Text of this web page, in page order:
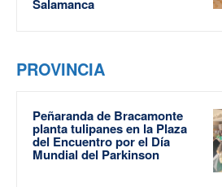
Salamanca
PROVINCIA
Peñaranda de Bracamonte
planta tulipanes en la Plaza
del Encuentro por el Día
Mundial del Parkinson